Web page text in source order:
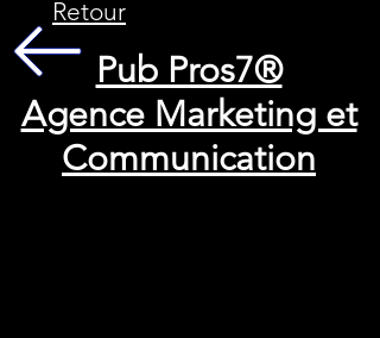
Retour
Pub Pros7®
Agence Marketing et
Communication